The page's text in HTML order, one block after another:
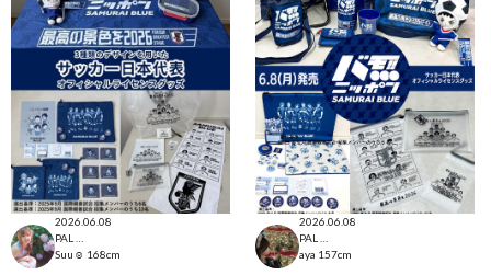
2026.06.08
Suu☺︎ 168cm
2026.06.08
aya 157cm